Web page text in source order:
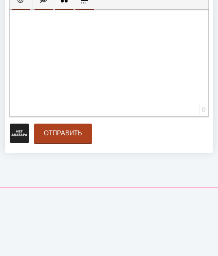
ВСТАВИТЬ СМАЙЛИК
ВСТАВКА СКРЫТОГО ТЕКСТА
ВСТАВКА ЦИТАТЫ
ВСТАВКА СПОЙЛЕРА
0
ОТПРАВИТЬ